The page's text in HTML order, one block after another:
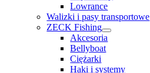
Lowrance
Walizki i pasy transportowe
ZECK Fishing
Akcesoria
Bellyboat
Ciężarki
Haki i systemy